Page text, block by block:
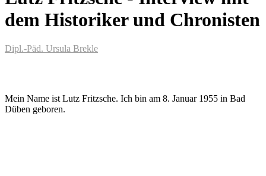
dem Historiker und Chronisten
Dipl.-Päd. Ursula Brekle
Mein Name ist Lutz Fritzsche. Ich bin am 8. Januar 1955 in Bad
Düben geboren.